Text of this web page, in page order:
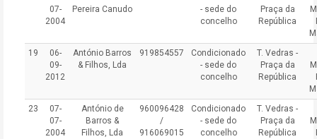
07-
2004
Pereira Canudo
- sede do
concelho
Praça da
República
19
06-
09-
2012
António Barros
& Filhos, Lda
919854557
Condicionado
- sede do
concelho
T. Vedras -
Praça da
República
23
07-
07-
2004
António de
Barros &
Filhos, Lda
960096428
/
916069015
Condicionado
- sede do
concelho
T. Vedras -
Praça da
República